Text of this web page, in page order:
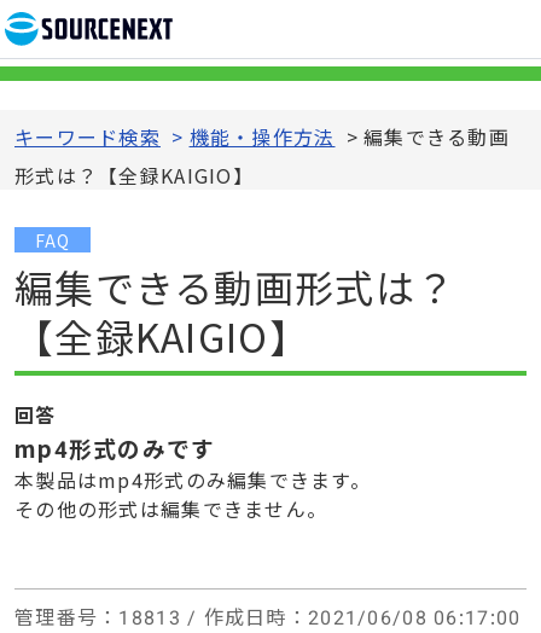
キーワード検索 > 機能・操作方法 > 編集できる動画
形式は？【全録KAIGIO】
FAQ
編集できる動画形式は？
【全録KAIGIO】
回答
mp4形式のみです
本製品はmp4形式のみ編集できます。
その他の形式は編集できません。
管理番号 ：18813 / 作成日時 ：2021/06/08 06:17:00